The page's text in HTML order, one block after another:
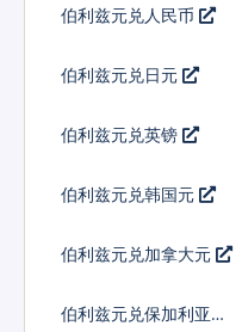
伯利兹元兑人民币
伯利兹元兑日元
伯利兹元兑英镑
伯利兹元兑韩国元
伯利兹元兑加拿大元
伯利兹元兑保加利亚列